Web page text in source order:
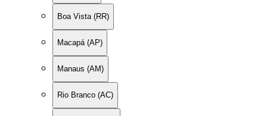
Boa Vista (RR)
Macapá (AP)
Manaus (AM)
Rio Branco (AC)